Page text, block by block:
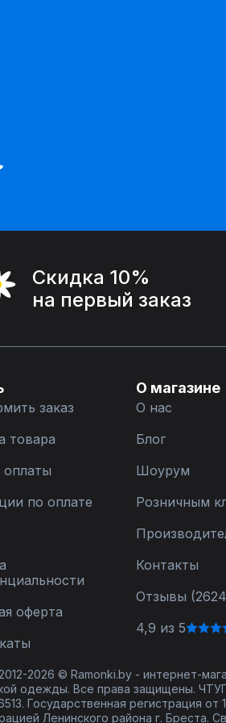
Скидка 10%
на первый заказ
заказ
товара
по оплате
оферта
О магазине
О нас
Блог
Шоурум
Розничным
Контакты
Отзывы
4,9 из 5
2026 © Ramonki.by - интернет-
одежды. Все права защищены.
Государственная регистрация от
Ленинского района г. Бреста.